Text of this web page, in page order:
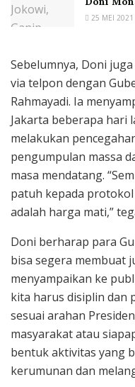
25 MEI 2021
Sebelumnya, Doni
via telpon dengan
Rahmayadi. Ia
Jakarta beberapa hari
melakukan
pengumpulan massa
masa mendatang.
patuh kepada
adalah harga mati,”
Doni berharap para
bisa segera membuat
menyampaikan ke
kita harus disiplin dan
sesuai arahan
masyarakat atau
bentuk aktivitas yang
kerumunan dan